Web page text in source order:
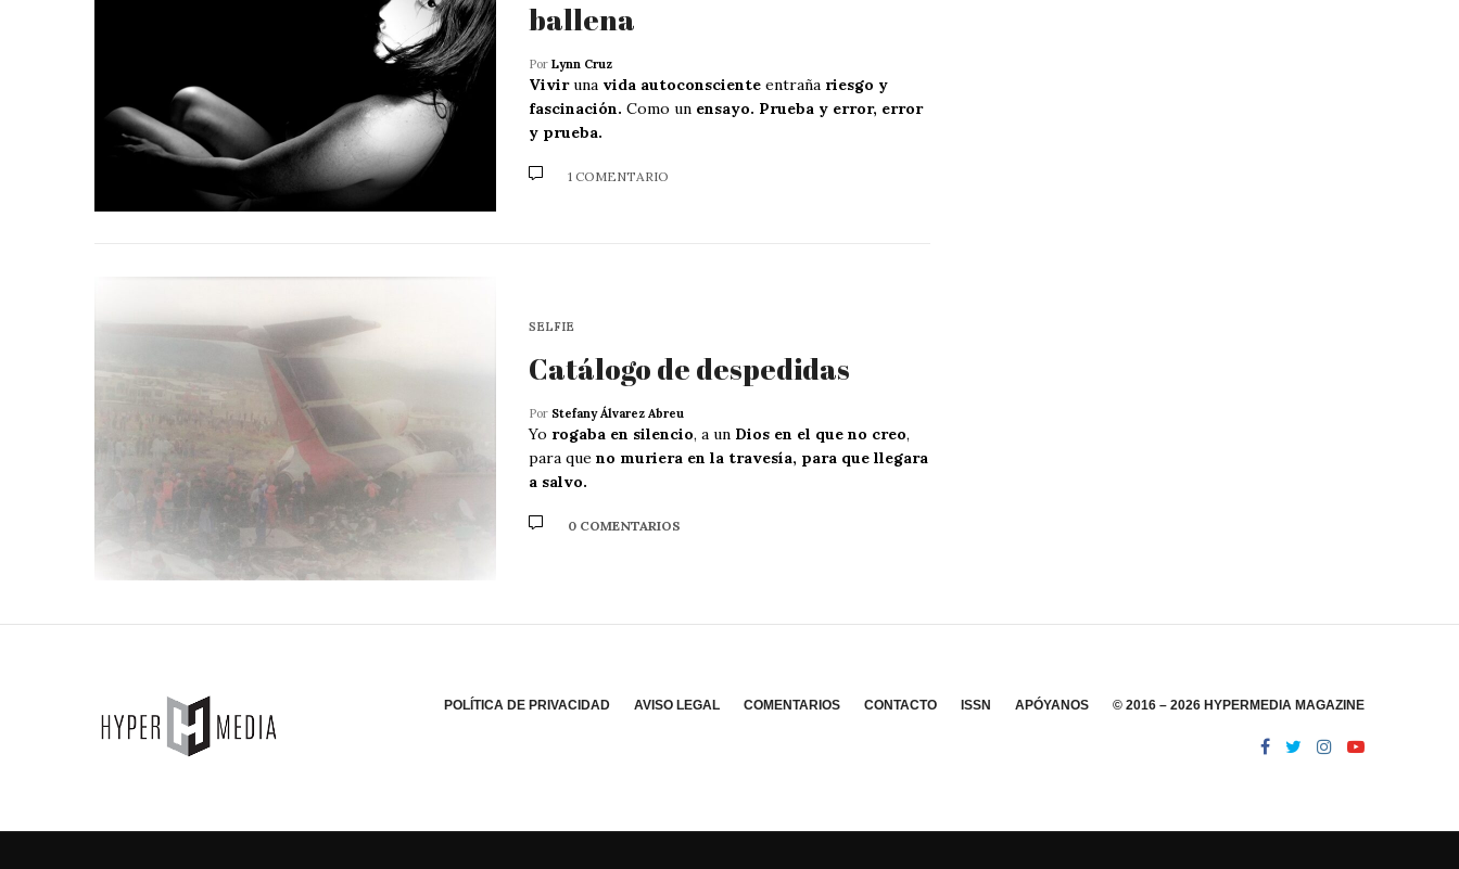
ballena
Por Lynn Cruz
Viviruna vida autoconsciente entraña riesgo y
fascinación. Como un ensayo. Prueba y error, error
y prueba.
1 COMENTARIO
SELFIE
Catálogo de despedidas
Por Stefany Álvarez Abreu
Yo rogaba en silencio, a un Dios en el que no creo,
para que no muriera en la travesía, para que llegara
a salvo.
0 COMENTARIOS
POLÍTICA DE PRIVACIDAD AVISO LEGAL COMENTARIOS CONTACTO ISSN APÓYANOS © 2016 – 2026 HYPERMEDIA MAGAZINE